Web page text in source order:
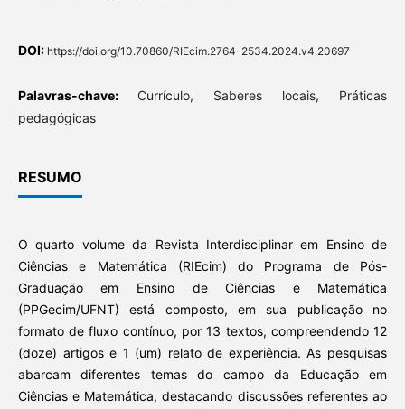
DOI: https://doi.org/10.70860/RIEcim.2764-2534.2024.v4.20697
Palavras-chave: Currículo, Saberes locais, Práticas
pedagógicas
RESUMO
O quarto volume da Revista Interdisciplinar em Ensino de
Ciências e Matemática (RIEcim) do Programa de Pós-
Graduação em Ensino de Ciências e Matemática
(PPGecim/UFNT) está composto, em sua publicação no
formato de fluxo contínuo, por 13 textos, compreendendo 12
(doze) artigos e 1 (um) relato de experiência. As pesquisas
abarcam diferentes temas do campo da Educação em
Ciências e Matemática, destacando discussões referentes ao